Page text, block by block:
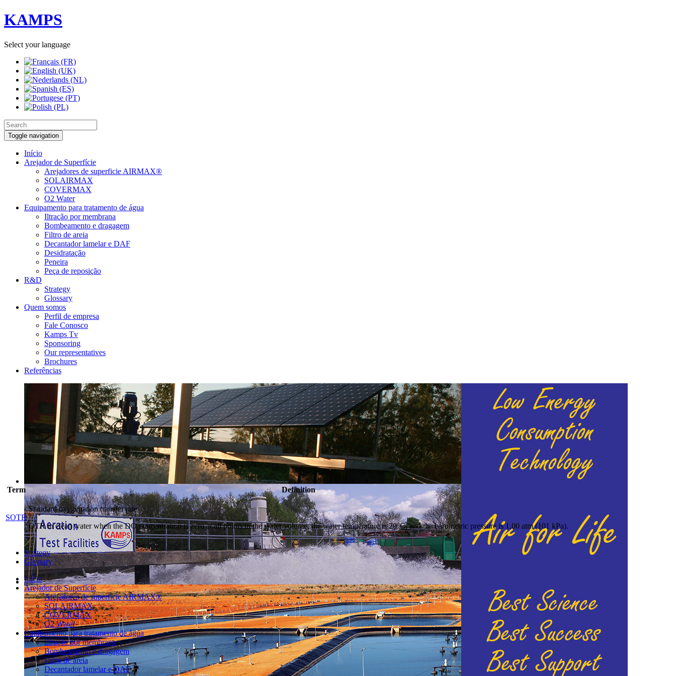
KAMPS
Select your language
Toggle navigation
Início
Arejador de Superfície
Arejadores de superficie AIRMAX®
SOLAIRMAX
COVERMAX
O2 Water
Equipamento para tratamento de água
Iltração por membrana
Bombeamento e dragagem
Filtro de areia
Decantador lamelar e DAF
Desidratação
Peneira
Peça de reposição
R&D
Strategy
Glossary
Quem somos
Perfil de empresa
Fale Conosco
Kamps Tv
Sponsoring
Our representatives
Brochures
Referências
Term Definition
SOTR
Standard oxygenation transfer rate
OTR in clean water when the DO concentration is zero at all points in the water volume, the water temperature is 20°C, and the barometric pressure is 1.00 atm (101 kPa).
Strategy
Glossary
Início
Arejador de Superfície
Arejadores de superficie AIRMAX®
SOLAIRMAX
COVERMAX
O2 Water
Equipamento para tratamento de água
Iltração por membrana
Bombeamento e dragagem
Filtro de areia
Decantador lamelar e DAF